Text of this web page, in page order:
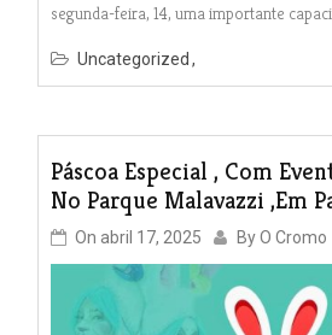
segunda-feira, 14, uma importante
Uncategorized
Páscoa Especial , Com
No Parque Malavazzi ,em
On abril 17, 2025 ByO Cromo